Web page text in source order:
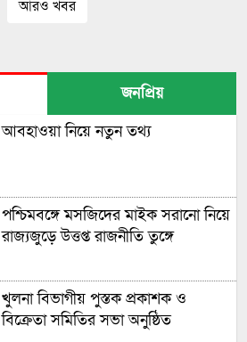
আরও খবর
জনপ্রিয়
আবহাওয়া নিয়ে নতুন তথ্য
পশ্চিমবঙ্গে মসজিদের মাইক সরানো নিয়ে
রাজ্যজুড়ে উত্তপ্ত রাজনীতি তুঙ্গে
খুলনা বিভাগীয় পুস্তক প্রকাশক ও
বিক্রেতা সমিতির সভা অনুষ্ঠিত